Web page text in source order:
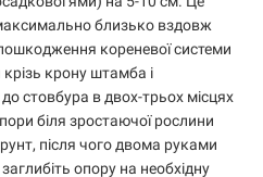
близько вздовж
кореневої системи
крону штамба і
стовбура в двох-трьох місцях
біля зростаючої рослини
після чого двома руками
опору на необхідну